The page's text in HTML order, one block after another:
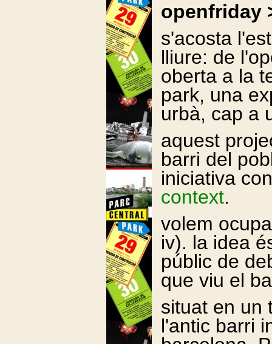
openfriday
s'acosta
lliure: de
oberta a la
park, una
urbà, cap a
aquest
barri del
iniciativa
context.
volem
iv). la idea
públic de
que viu el
situat en un
l'antic barri